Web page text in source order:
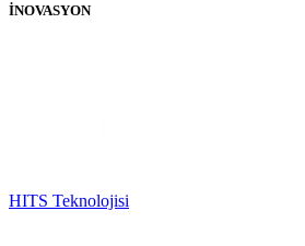
İNOVASYON
HITS Teknolojisi